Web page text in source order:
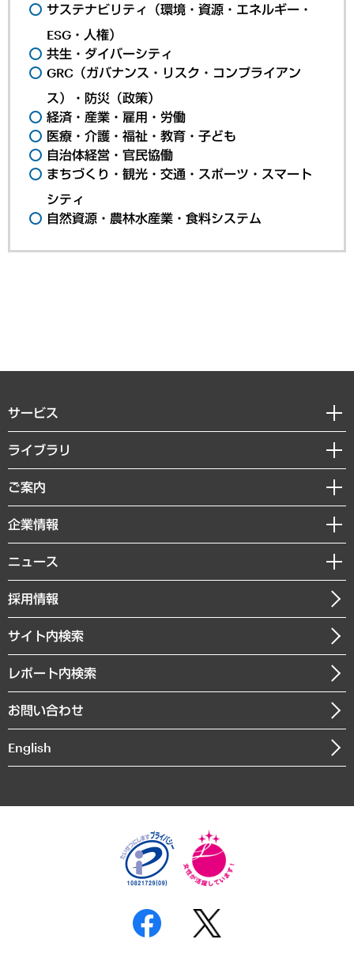
サステナビリティ（環境・資源・エネルギー・
ESG・人権）
共生・ダイバーシティ
GRC（ガバナンス・リスク・コンプライアン
ス）・防災（政策）
経済・産業・雇用・労働
医療・介護・福祉・教育・子ども
自治体経営・官民協働
まちづくり・観光・交通・スポーツ・スマート
シティ
自然資源・農林水産業・食料システム
サービス
経営戦略
組織・人事戦略
デジタルイノベーション
共生・ダイバーシティ
GRC（ガバナンス・リスク・コンプライアンス）・防災（政策）
経済・産業・雇用・労働
まちづくり・観光・交通・スポーツ・スマートシティ
自然資源・農林水産業・食料システム
ライブラリ
経済調査
レポート
コラム
経営用語集
受託・受注実績（官公庁関連）
メディア掲載・出演
ご案内
セミナー・イベント情報
MUFGビジネスセミナー
受託案件情報
企業情報
私たちの想い
社長メッセージ
会社概要
沿革
組織図・本部部室紹介
インドネシア現地法人
個人情報保護方針
反社会的勢力に対する基本方針
ニュース
ニュースリリース
お知らせ
採用情報
サイト内検索
レポート内検索
お問い合わせ
English